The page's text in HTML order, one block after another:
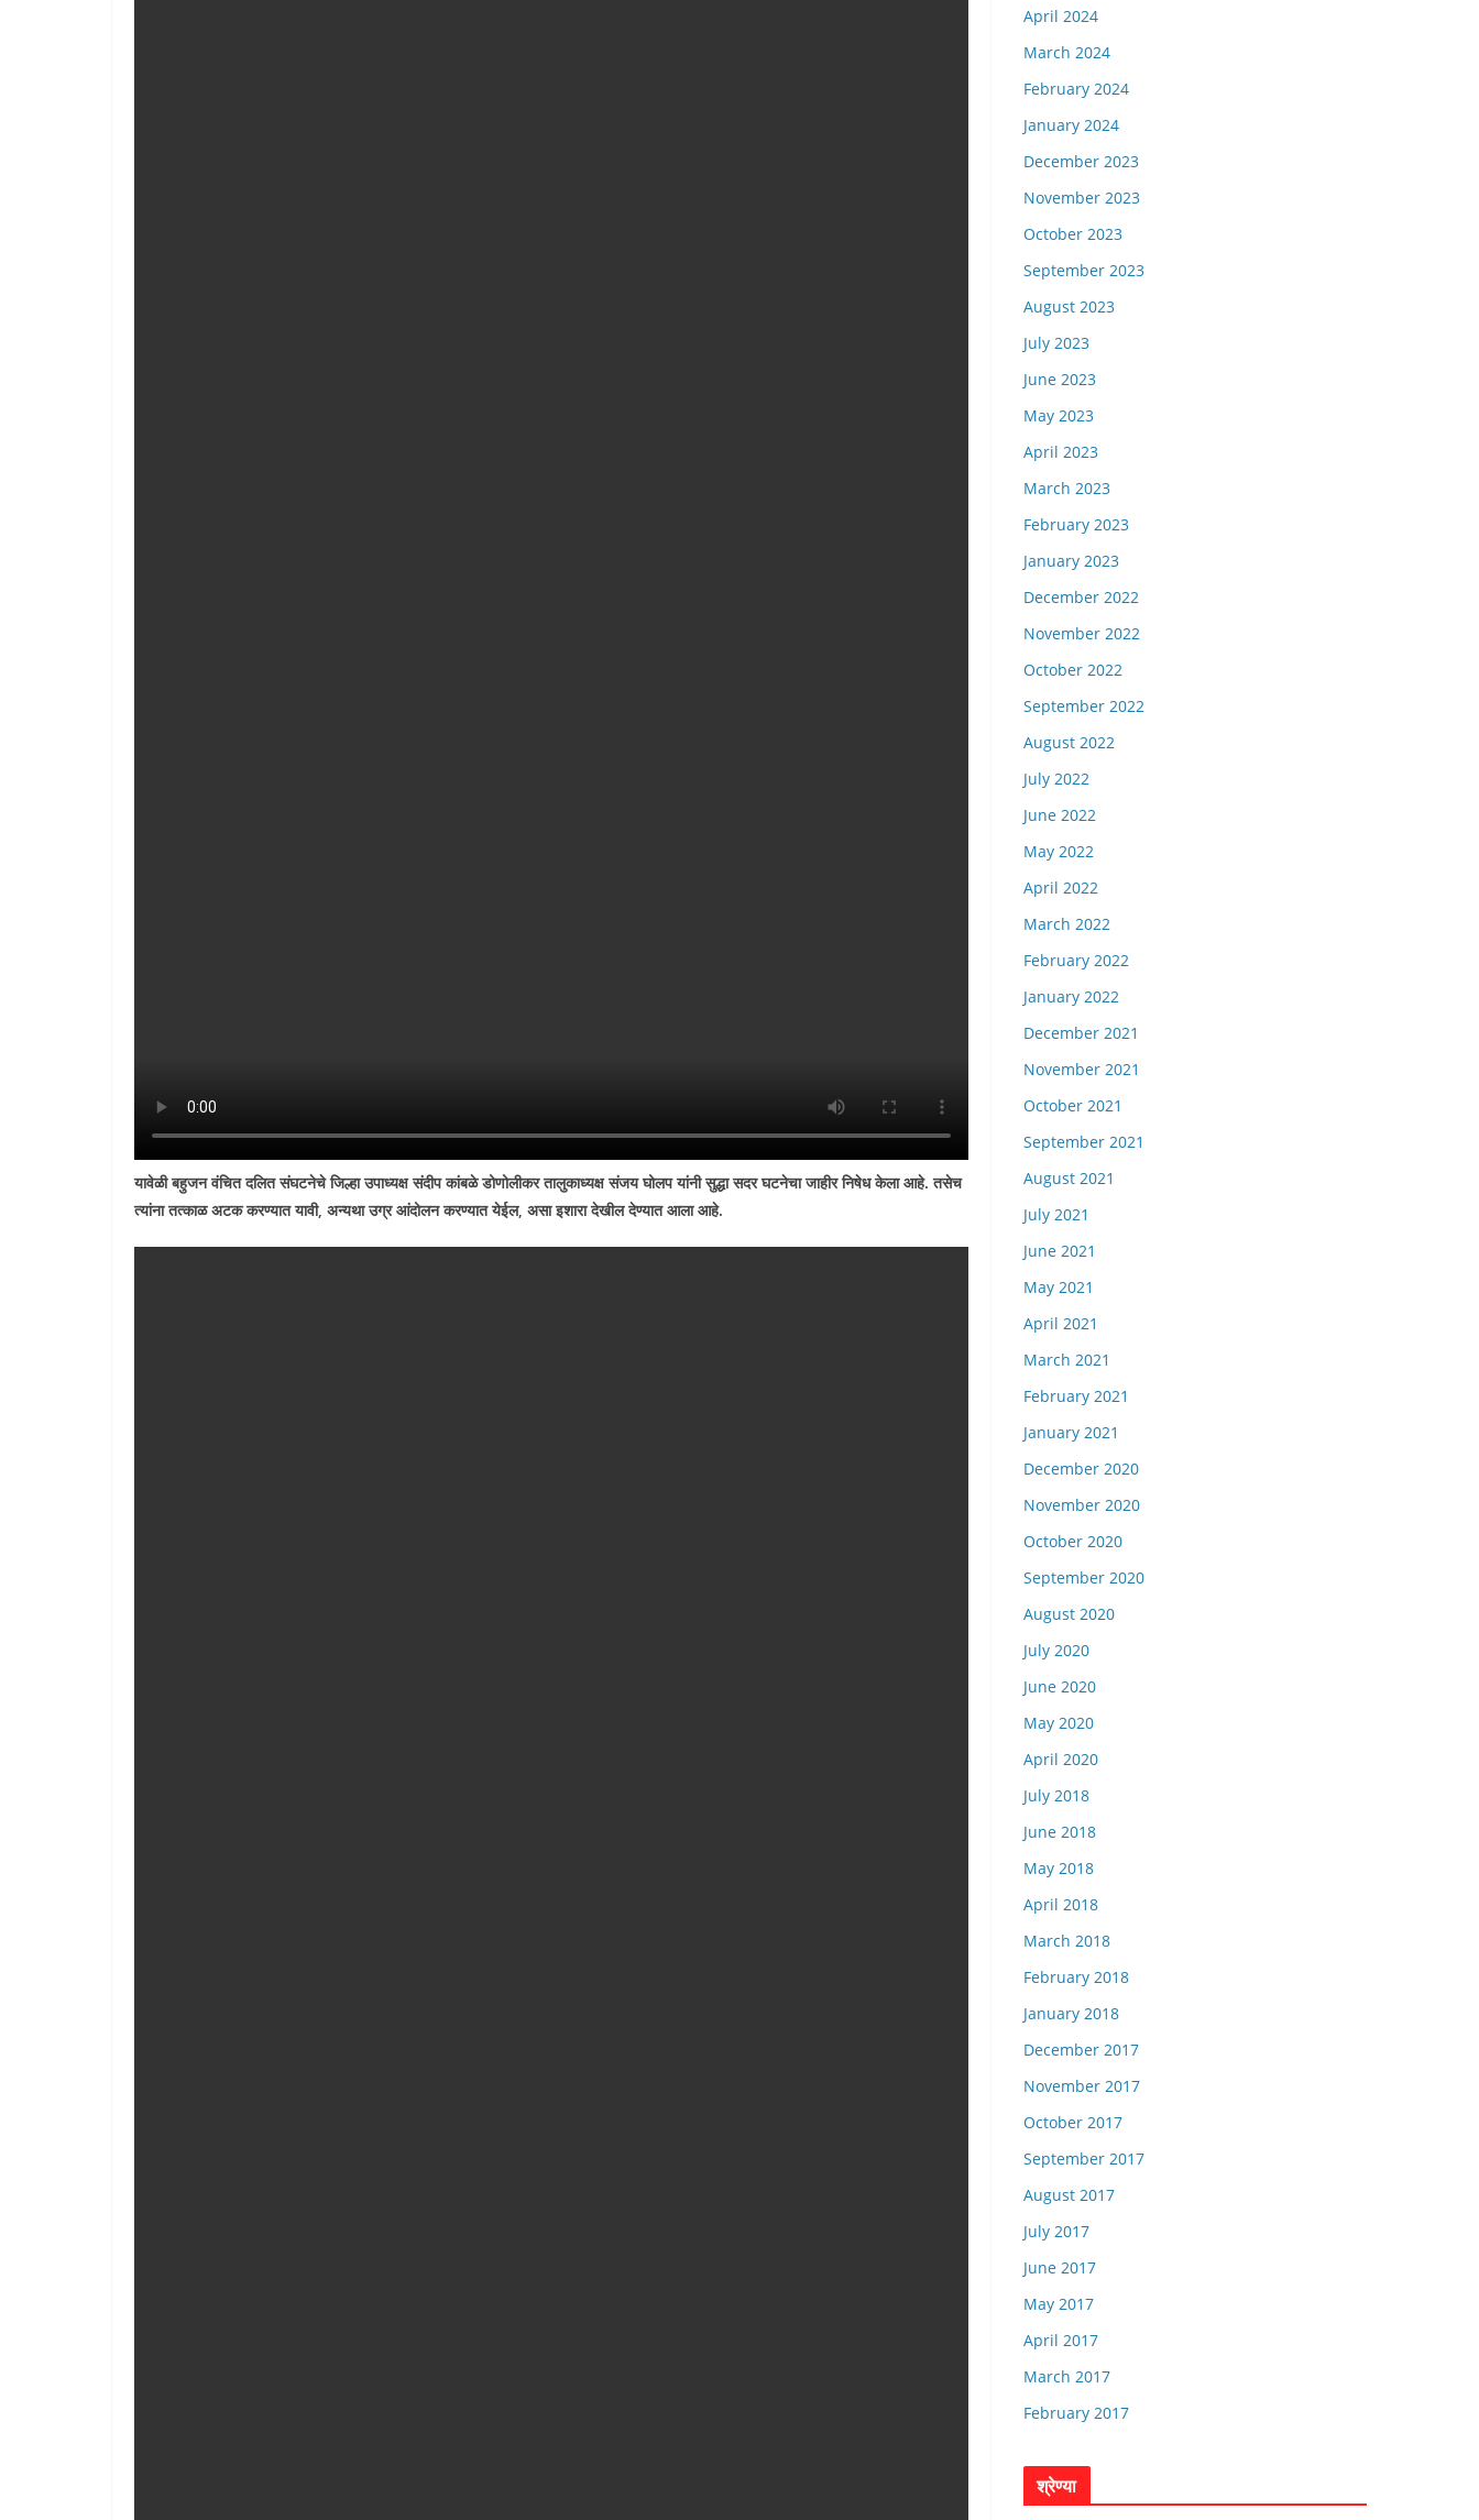
यावेळी बहुजन वंचित दलित संघटनेचे जिल्हा उपाध्यक्ष संदीप कांबळे डोणोलीकर तालुकाध्यक्ष संजय घोलप यांनी सुद्धा सदर घटनेचा जाहीर निषेध केला आहे. तसेच
त्यांना तत्काळ अटक करण्यात यावी, अन्यथा उग्र आंदोलन करण्यात येईल, असा इशारा देखील देण्यात आला आहे.
April 2024
March 2024
February 2024
January 2024
December 2023
November 2023
October 2023
September 2023
August 2023
July 2023
June 2023
May 2023
April 2023
March 2023
February 2023
January 2023
December 2022
November 2022
October 2022
September 2022
August 2022
July 2022
June 2022
May 2022
April 2022
March 2022
February 2022
January 2022
December 2021
November 2021
October 2021
September 2021
August 2021
July 2021
June 2021
May 2021
April 2021
March 2021
February 2021
January 2021
December 2020
November 2020
October 2020
September 2020
August 2020
July 2020
June 2020
May 2020
April 2020
July 2018
June 2018
May 2018
April 2018
March 2018
February 2018
January 2018
December 2017
November 2017
October 2017
September 2017
August 2017
July 2017
June 2017
May 2017
April 2017
March 2017
February 2017
श्रेण्या